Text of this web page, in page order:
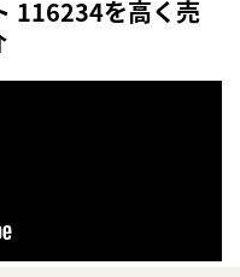
116234を高く売